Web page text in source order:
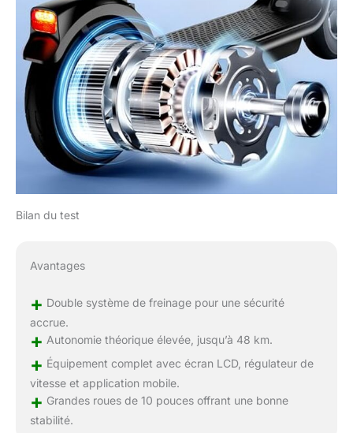
Bilan du test
Avantages
+ Double système de freinage pour une sécurité
accrue.
+ Autonomie théorique élevée, jusqu’à 48 km.
+ Équipement complet avec écran LCD, régulateur de
vitesse et application mobile.
+ Grandes roues de 10 pouces offrant une bonne
stabilité.